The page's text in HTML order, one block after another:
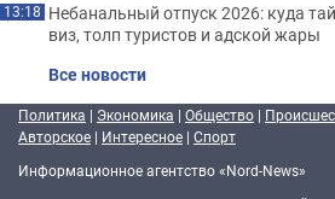
13:18 Небанальный отпуск 2026: куда
виз, толп туристов и адской жары
Все новости
Политика | Экономика | Общество |
Авторское | Интересное | Спорт
Информационное агентство «Nord-News»